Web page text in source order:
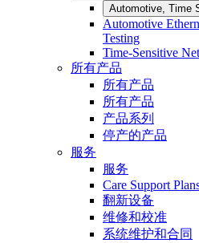
Automotive, Time
Automotive
Testing
Time-Sensitive
所有产品
所有产品
所有产品
产品系列
停产的产品
服务
服务
Care Support
翻新设备
维修和校准
系统维护和合同